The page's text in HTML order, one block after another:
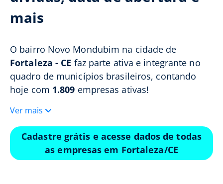
mais
O bairro Novo Mondubim na cidade de
Fortaleza - CE faz parte ativa e integrante no
quadro de municípios brasileiros, contando
hoje com 1.809 empresas ativas!
Ver mais
Cadastre grátis e acesse dados de todas
as empresas em Fortaleza/CE